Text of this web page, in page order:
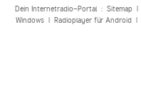
Dein Internetradio-Portal : Sitemap|
Windows| Radioplayer für Android|